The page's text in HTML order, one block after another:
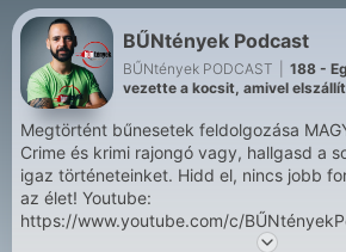
BŰNtények Podcast
BŰNtények PODCAST
188 -
vezette a kocsit, amivel
Megtörtént bűnesetek feldolgozása
Crime és krimi rajongó vagy, hallgasd a
igaz történeteinket. Hidd el, nincs jobb
az élet! Youtube:
https://www.youtube.com/c/BŰNtényekPodcast
https://www.patreon.com/buntenyek Facebook: